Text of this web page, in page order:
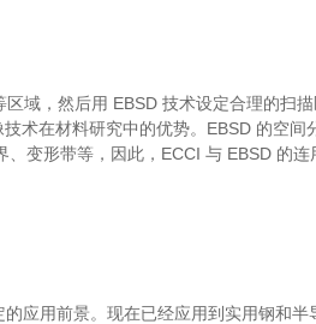
域，然后用 EBSD 技术设定合理的扫
术在材料研究中的优势。EBSD 的空间
变形带等，因此，ECCI 与 EBSD 的连
应用前景。现在已经应用到实用钢和半